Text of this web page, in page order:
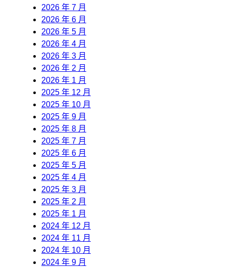
2026 年 7 月
2026 年 6 月
2026 年 5 月
2026 年 4 月
2026 年 3 月
2026 年 2 月
2026 年 1 月
2025 年 12 月
2025 年 10 月
2025 年 9 月
2025 年 8 月
2025 年 7 月
2025 年 6 月
2025 年 5 月
2025 年 4 月
2025 年 3 月
2025 年 2 月
2025 年 1 月
2024 年 12 月
2024 年 11 月
2024 年 10 月
2024 年 9 月